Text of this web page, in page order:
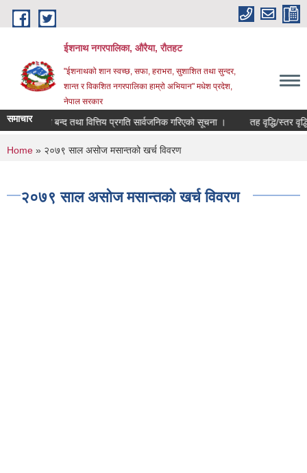
Skip to main content
ईशनाथ नगरपालिका, औरैया, रौतहट
"ईशनाथको शान स्वच्छ, सफा, हराभरा, सुशाशित तथा सुन्दर,
शान्त र विकशित नगरपालिका हाम्रो अभियान" मधेश प्रदेश,
नेपाल सरकार
समाचार
को खाता बन्द तथा वित्तिय प्रगति सार्वजनिक गरिएको सूचना । तह वृद्धि/स्तर
You are here
Home » २०७९ साल असोज मसान्तको खर्च विवरण
२०७९ साल असोज मसान्तको खर्च विवरण